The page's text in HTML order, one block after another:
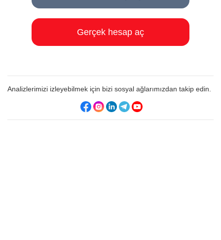
Gerçek hesap aç
Analizlerimizi izleyebilmek için bizi sosyal ağlarımızdan takip edin.